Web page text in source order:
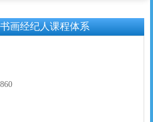
画经纪人课程体系